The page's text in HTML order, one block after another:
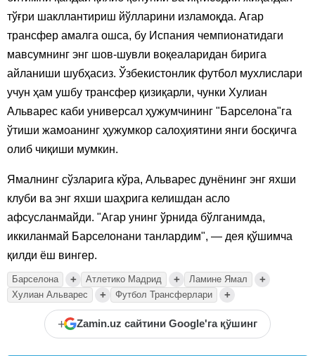
тўғри шакллантириш йўлларини изламоқда. Агар
трансфер амалга ошса, бу Испания чемпионатидаги
мавсумнинг энг шов-шувли воқеаларидан бирига
айланиши шубҳасиз. Ўзбекистонлик футбол мухлислари
учун ҳам ушбу трансфер қизиқарли, чунки Хулиан
Альварес каби универсал ҳужумчининг "Барселона"га
ўтиши жамоанинг ҳужумкор салоҳиятини янги босқичга
олиб чиқиши мумкин.
Ямалнинг сўзларига кўра, Альварес дунёнинг энг яхши
клуби ва энг яхши шаҳрига келишдан асло
афсусланмайди. "Агар унинг ўрнида бўлганимда,
иккиланмай Барселонани танлардим", — дея қўшимча
қилди ёш вингер.
Барселона + Атлетико Мадрид + Ламине Ямал +
Хулиан Альварес + Футбол Трансферлари +
+ Zamin.uz сайтини Google'га қўшинг